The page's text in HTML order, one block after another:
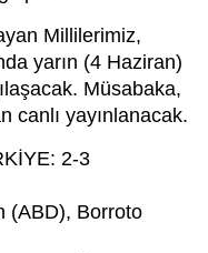
Millilerimiz,
yarın (4 Haziran)
Müsabaka,
canlı yayınlanacak.
2-3
(ABD), Borroto